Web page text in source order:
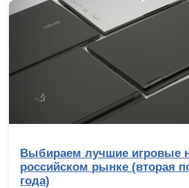
Выбираем лучшие игровые
российском рынке (вторая
года)